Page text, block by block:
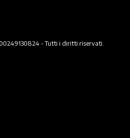
- Tutti i diritti riservati.